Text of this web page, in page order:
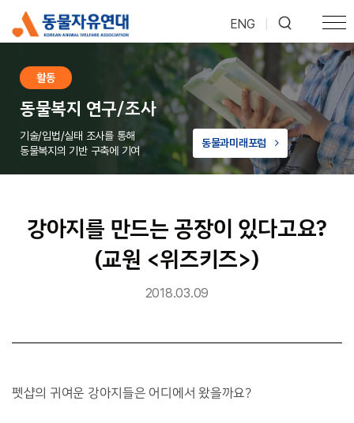
ENG
활동
동물복지 연구/조사
기술/입법/실태 조사를 통해
동물복지의 기반 구축에 기여
동물과미래포럼
강아지를 만드는 공장이 있다고요?
(교원 <위즈키즈>)
2018.03.09
펫샵의 귀여운 강아지들은 어디에서 왔을까요?